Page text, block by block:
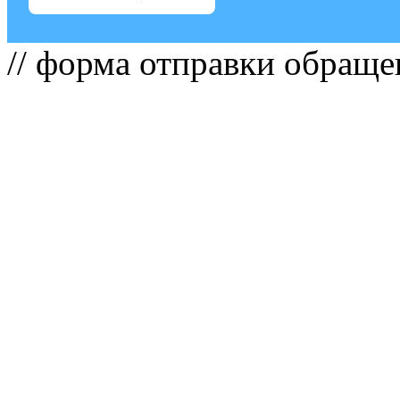
// форма отправки